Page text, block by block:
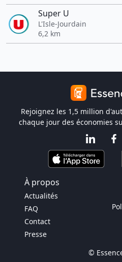
Super U
L'Isle-Jourdain
6,2 km
Rejoignez les 1,5 million
chaque jour des économies
À propos
Actualités
FAQ
Contact
Presse
©